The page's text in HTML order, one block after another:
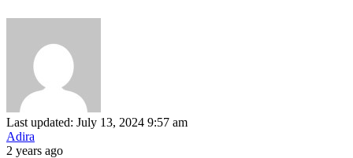
Last updated: July 13, 2024 9:57 am
Adira
2 years ago